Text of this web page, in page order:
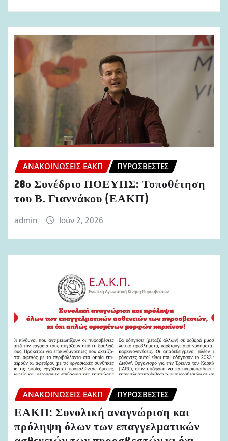
ΑΝΑΚΟΙΝΏΣΕΙΣ ΕΑΚΠ ΠΥΡΟΣΒΈΣΤΕΣ
28ο Συνέδριο ΠΟΕΥΠΣ: Τοποθέτηση
του Β. Γιαννάκου (ΕΑΚΠ)
admin Ιούν 2, 2026
ΑΝΑΚΟΙΝΏΣΕΙΣ ΕΑΚΠ ΠΥΡΟΣΒΈΣΤΕΣ
ΕΑΚΠ: Συνολική αναγνώριση και
πρόληψη όλων των επαγγελματικών